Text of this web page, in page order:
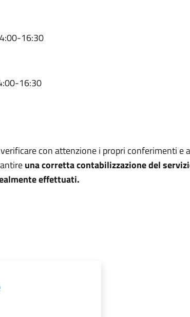
16:30
16:30
con attenzione i propri conferimenti e
una corretta contabilizzazione del
effettuati.